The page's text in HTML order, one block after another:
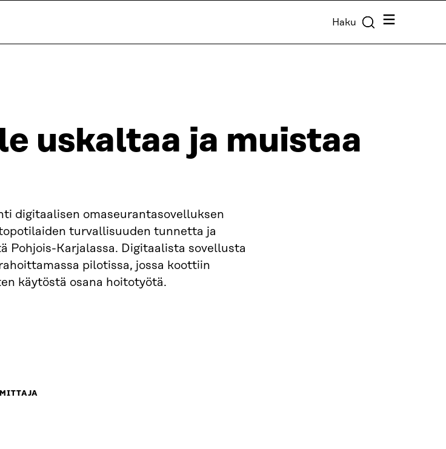
Haku Valikko
uskaltaa ja muistaa
digitaalisen omaseurantasovelluksen
turvallisuuden tunnetta ja
Pohjois-Karjalassa. Digitaalista sovellusta
pilotissa, jossa koottiin
käytöstä osana hoitotyötä.